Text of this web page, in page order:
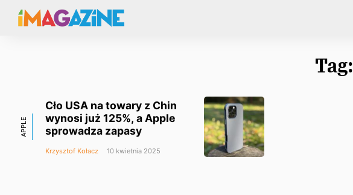
Tag:
APPLE
Cło USA na towary z Chin
wynosi już 125%, a Apple
sprowadza zapasy
Krzysztof Kołacz 10 kwietnia 2025